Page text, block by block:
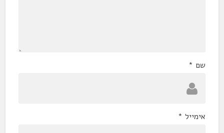
שם *
אימייל *